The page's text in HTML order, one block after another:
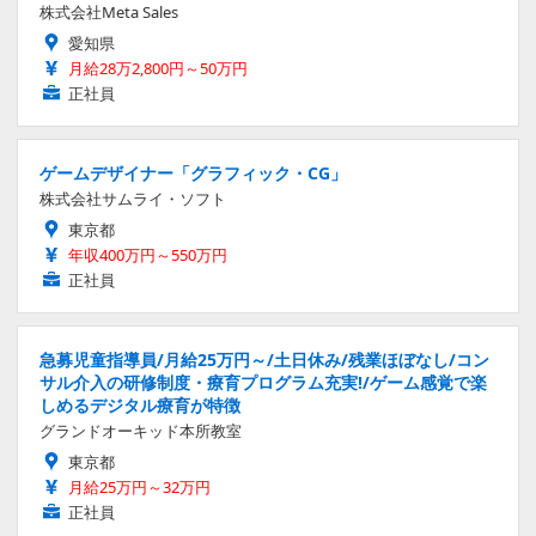
株式会社Meta Sales
愛知県
月給28万2,800円～50万円
正社員
ゲームデザイナー「グラフィック・CG」
株式会社サムライ・ソフト
東京都
年収400万円～550万円
正社員
急募児童指導員/月給25万円～/土日休み/残業ほぼなし/コン
サル介入の研修制度・療育プログラム充実!/ゲーム感覚で楽
しめるデジタル療育が特徴
グランドオーキッド本所教室
東京都
月給25万円～32万円
正社員